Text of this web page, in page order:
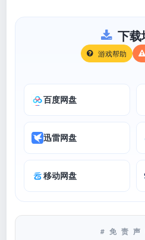
下载
游戏帮助
百度网盘
迅雷网盘
移动网盘
#免责声